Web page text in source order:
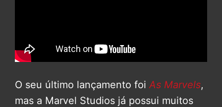
O seu último lançamento foi As Marvels,
mas a Marvel Studios já possui muitos